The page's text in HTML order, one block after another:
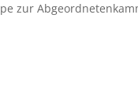
zur